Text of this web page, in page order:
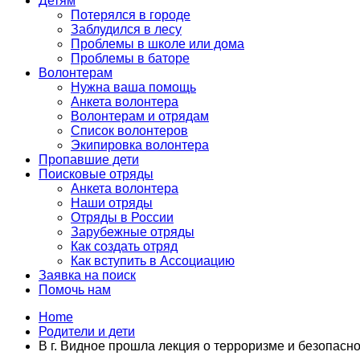
Потерялся в городе
Заблудился в лесу
Проблемы в школе или дома
Проблемы в баторе
Волонтерам
Нужна ваша помощь
Анкета волонтера
Волонтерам и отрядам
Список волонтеров
Экипировка волонтера
Пропавшие дети
Поисковые отряды
Анкета волонтера
Наши отряды
Отряды в России
Зарубежные отряды
Как создать отряд
Как вступить в Ассоциацию
Заявка на поиск
Помочь нам
Home
Родители и дети
В г. Видное прошла лекция о терроризме и